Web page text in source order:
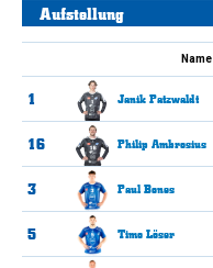
Aufstellung
Name
1 Janik Patzwaldt
16 Philip Ambrosius
3 Paul Bones
5 Timo Löser